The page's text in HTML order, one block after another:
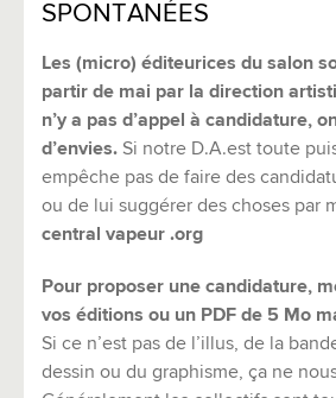
SPONTANÉES
Les (micro) éditeurices du salon
partir de mai par la direction
n’y a pas d’appel à candidature,
d’envies. Si notre D.A.est toute
empêche pas de faire des
ou de lui suggérer des choses par
central vapeur .org
Pour proposer une candidature,
vos éditions ou un PDF de 5 Mo
Si ce n’est pas de l’illus, de la
dessin ou du graphisme, ça ne